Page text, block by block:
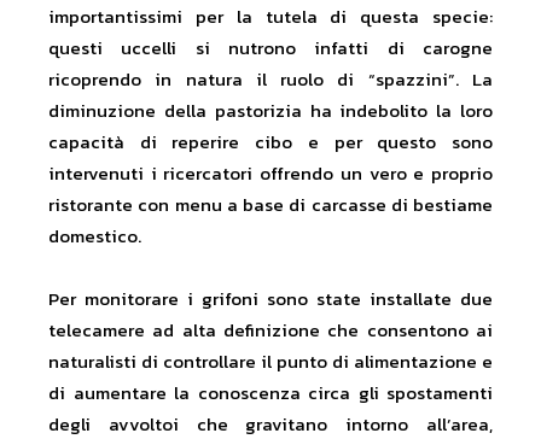
importantissimi per la tutela di questa specie:
questi uccelli si nutrono infatti di carogne
ricoprendo in natura il ruolo di “spazzini”. La
diminuzione della pastorizia ha indebolito la loro
capacità di reperire cibo e per questo sono
intervenuti i ricercatori offrendo un vero e proprio
ristorante con menu a base di carcasse di bestiame
domestico.
Per monitorare i grifoni sono state installate due
telecamere ad alta definizione che consentono ai
naturalisti di controllare il punto di alimentazione e
di aumentare la conoscenza circa gli spostamenti
degli avvoltoi che gravitano intorno all’area,